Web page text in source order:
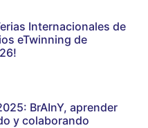
Internacionales de
eTwinning de
BrAInY, aprender
y colaborando